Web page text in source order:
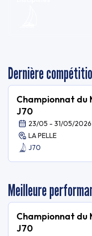
Dernière
Championnat du
J70
23/05 - 31/05/2026
LA PELLE
J70
Meilleure
Championnat du
J70